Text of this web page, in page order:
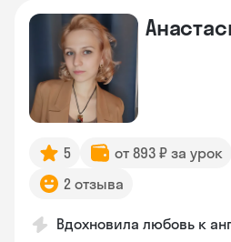
5 от 893 ₽ за урок
2 отзыва
Вдохновила любовь к